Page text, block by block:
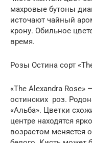
махровые бутоны
источают чайный
крону. Обильное
время.
Розы Остина сорт
«The Alexandra Rose»
остинских роз.
«Альба». Цветки
центре находятся
возрастом меняется